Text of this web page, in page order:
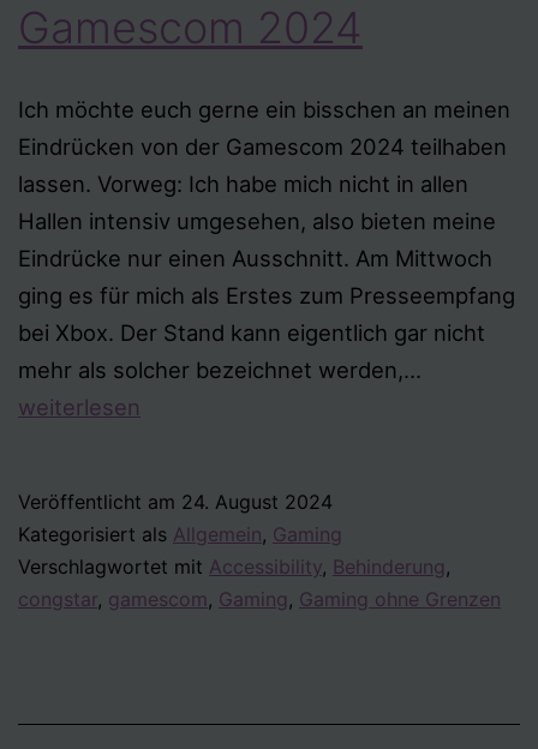
Gamescom 2024
Ich möchte euch gerne ein bisschen an meinen
Eindrücken von der Gamescom 2024 teilhaben
lassen. Vorweg: Ich habe mich nicht in allen
Hallen intensiv umgesehen, also bieten meine
Eindrücke nur einen Ausschnitt. Am Mittwoch
ging es für mich als Erstes zum Presseempfang
bei Xbox. Der Stand kann eigentlich gar nicht
mehr als solcher bezeichnet werden,…
weiterlesen
Veröffentlicht am 24. August 2024
Kategorisiert als Allgemein, Gaming
Verschlagwortet mit Accessibility, Behinderung,
congstar, gamescom, Gaming, Gaming ohne Grenzen